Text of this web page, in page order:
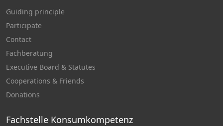
Guiding principle
Participate
Contact
Fachberatung
Executive Board & Statutes
Cooperations & Friends
Donations
Fachstelle Konsumkompetenz